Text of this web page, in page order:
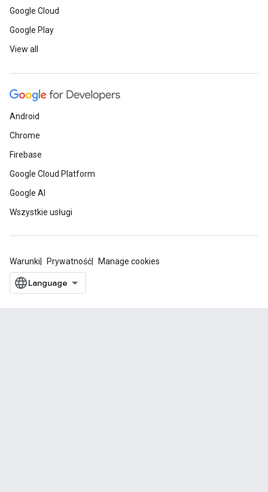
Google Cloud
Google Play
View all
Android
Chrome
Firebase
Google Cloud Platform
Google AI
Wszystkie usługi
Warunki Prywatność Manage cookies